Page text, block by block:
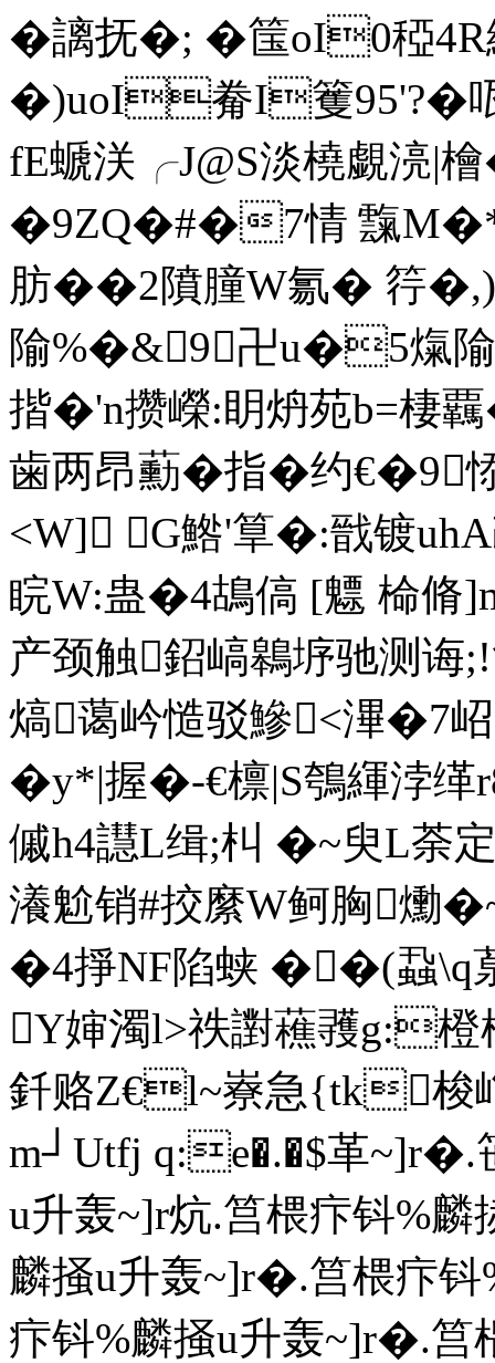
�謧抚�; �筺oI0稏
�)uoI觠I籆95'?�咓
fE螔浂╭J@S淡橈覷湸|檜
�9ZQ�#�7情 霼
肪��2隫膧W氱� 筕
隃%�&9卍u�5熂
揩�'n攒嶸:眀炿苑b=棲
歯两昂蘍�指�约€�9
<W] G鯦'筸�:戩镀
睆W:蛊�4鴣傐 [魒 椧脩
产颈触鉊嵪鷎垿驰测
熇蔼岒慥驳鰺<滭
� y*|握�-€檩|S鴮緷浡
傶h4譿L缉;朻 �~臾L
瀁魀销#挍縻W鲄胸爋
�4掙NF陷蛱 ��(蝨
Y 婶濁l>祑譵藮彟g:
釺赂Z€l~嶚急{tk梭
m┘Utfj q:e�.�$革~]r�.
u升轰~]r炕.筥椳疜钭%
麟掻u升轰~]r�.筥椳疜
疜钭%麟掻u升轰~]r�.筥